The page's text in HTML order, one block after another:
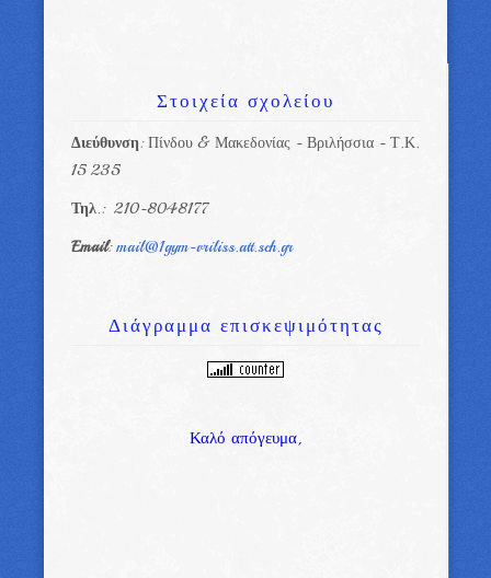
Στοιχεία σχολείου
Διεύθυνση: Πίνδου & Μακεδονίας - Βριλήσσια - Τ.Κ.
15 235
Τηλ.: 210-8048177
Email:mail@1gym-vriliss.att.sch.gr
Διάγραμμα επισκεψιμότητας
Καλό απόγευμα,